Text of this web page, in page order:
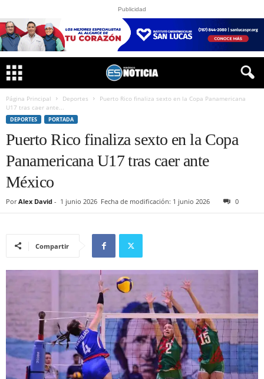
Publicidad
Página Principal Deportes
Puerto Rico finaliza sexto en la Copa Panamericana
U17 tras caer ante...
DEPORTES PORTADA
Puerto Rico finaliza sexto en la Copa
Panamericana U17 tras caer ante
México
Por Alex David - 1 junio 2026 Fecha de modificación: 1 junio 2026 0
Compartir